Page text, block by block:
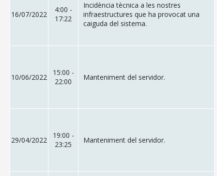
16/07/2022
4:00 -
17:22
Incidència tècnica a les nostres
infraestructures que ha provocat una
caiguda del sistema.
10/06/2022
15:00 -
22:00
Manteniment del servidor.
29/04/2022
19:00 -
23:25
Manteniment del servidor.